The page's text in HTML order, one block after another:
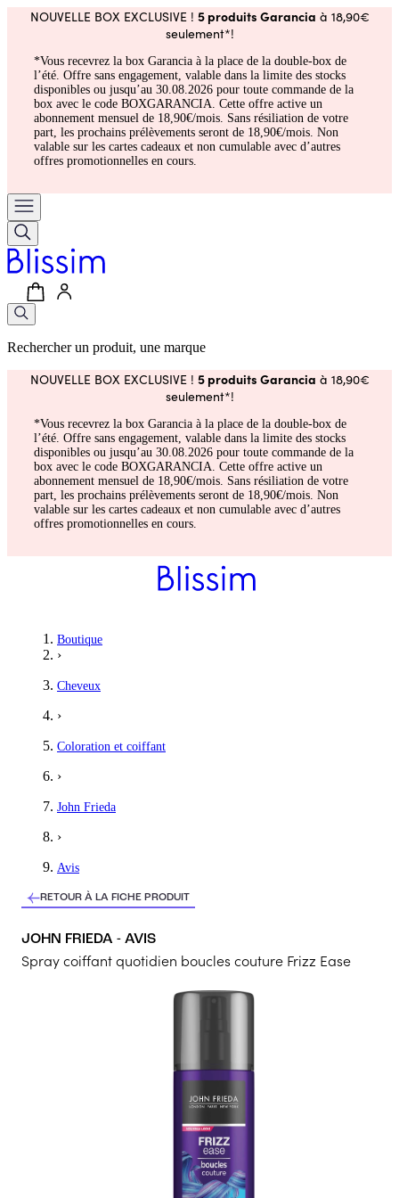
NOUVELLE BOX EXCLUSIVE ! 5 produits Garancia à 18,90€
seulement*!
*Vous recevrez la box Garancia à la place de la double-box de
l’été. Offre sans engagement, valable dans la limite des stocks
disponibles ou jusqu’au 30.08.2026 pour toute commande de la
box avec le code BOXGARANCIA. Cette offre active un
abonnement mensuel de 18,90€/mois. Sans résiliation de votre
part, les prochains prélèvements seront de 18,90€/mois. Non
valable sur les cartes cadeaux et non cumulable avec d’autres
offres promotionnelles en cours.
Rechercher un produit, une marque
NOUVELLE BOX EXCLUSIVE ! 5 produits Garancia à 18,90€
seulement*!
*Vous recevrez la box Garancia à la place de la double-box de
l’été. Offre sans engagement, valable dans la limite des stocks
disponibles ou jusqu’au 30.08.2026 pour toute commande de la
box avec le code BOXGARANCIA. Cette offre active un
abonnement mensuel de 18,90€/mois. Sans résiliation de votre
part, les prochains prélèvements seront de 18,90€/mois. Non
valable sur les cartes cadeaux et non cumulable avec d’autres
offres promotionnelles en cours.
Geneviève
Spay cheveux
Bon odeur et démêle assez bien les cheveux
5/5
Super produit pour cheveux bouclés ou ondulés. Effet naturel
REDESSINE LES BOUCLES ET NE COLLE PAS
Boutique
›
Cheveux
›
Coloration et coiffant
›
John Frieda
›
Avis
RETOUR À LA FICHE PRODUIT
JOHN FRIEDA - AVIS
Spray coiffant quotidien boucles couture Frizz Ease